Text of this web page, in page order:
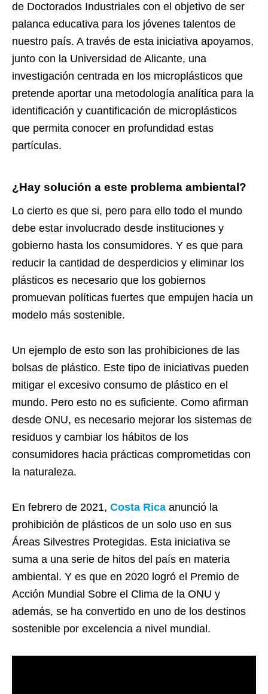
de Doctorados Industriales con el objetivo de ser
palanca educativa para los jóvenes talentos de
nuestro país. A través de esta iniciativa apoyamos,
junto con la Universidad de Alicante, una
investigación centrada en los microplásticos que
pretende aportar una metodología analítica para la
identificación y cuantificación de microplásticos
que permita conocer en profundidad estas
partículas.
¿Hay solución a este problema ambiental?
Lo cierto es que si, pero para ello todo el mundo
debe estar involucrado desde instituciones y
gobierno hasta los consumidores. Y es que para
reducir la cantidad de desperdicios y eliminar los
plásticos es necesario que los gobiernos
promuevan políticas fuertes que empujen hacia un
modelo más sostenible.
Un ejemplo de esto son las prohibiciones de las
bolsas de plástico. Este tipo de iniciativas pueden
mitigar el excesivo consumo de plástico en el
mundo. Pero esto no es suficiente. Como afirman
desde ONU, es necesario mejorar los sistemas de
residuos y cambiar los hábitos de los
consumidores hacia prácticas comprometidas con
la naturaleza.
En febrero de 2021, Costa Rica anunció la
prohibición de plásticos de un solo uso en sus
Áreas Silvestres Protegidas. Esta iniciativa se
suma a una serie de hitos del país en materia
ambiental. Y es que en 2020 logró el Premio de
Acción Mundial Sobre el Clima de la ONU y
además, se ha convertido en uno de los destinos
sostenible por excelencia a nivel mundial.